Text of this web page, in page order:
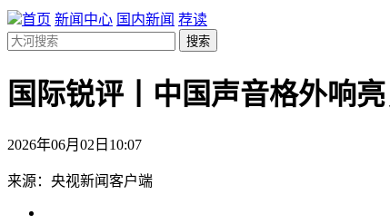
首页 新闻中心 国内新闻 荐读
搜索
国际锐评丨中国声音格外响
2026年06月02日10:07
来源：央视新闻客户端